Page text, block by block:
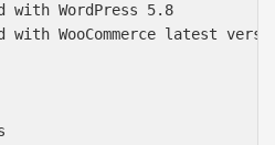
with WordPress 5.8
WooCommerce latest